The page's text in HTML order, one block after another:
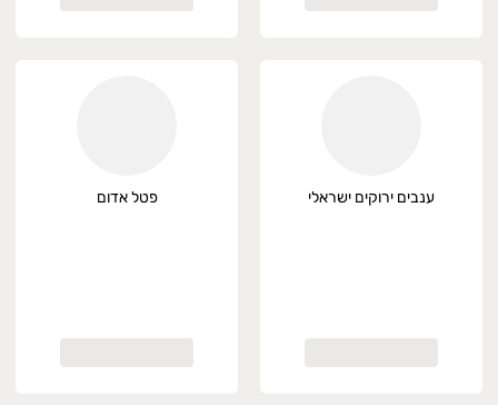
ענבים ירוקים ישראלי פטל אדום